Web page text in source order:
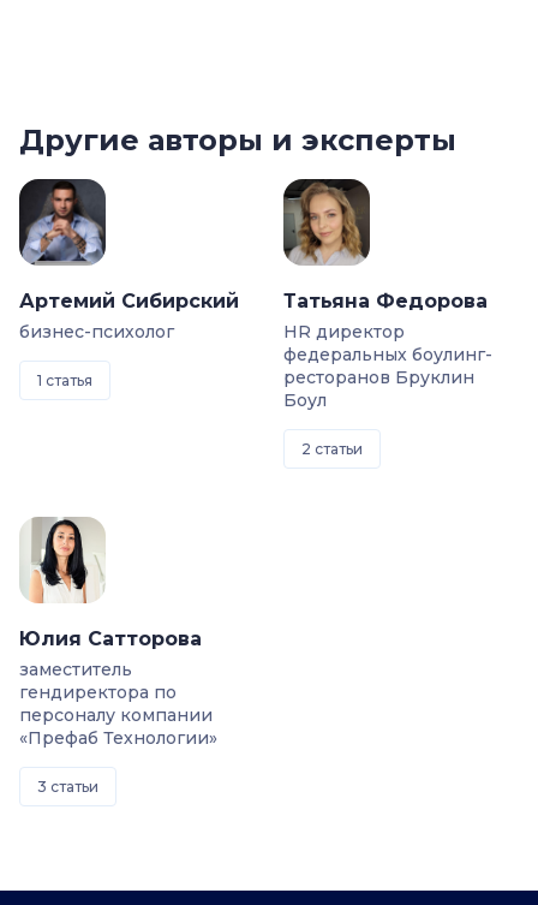
Другие авторы и эксперты
Артемий Сибирский
бизнес-психолог
1 статья
Юлия Сатторова
заместитель
гендиректора по
персоналу компании
«Префаб Технологии»
3 статьи
Татьяна Федорова
HR директор
федеральных боулинг-
ресторанов Бруклин
Боул
2 статьи